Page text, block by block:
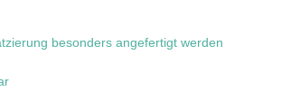
besonders angefertigt werden